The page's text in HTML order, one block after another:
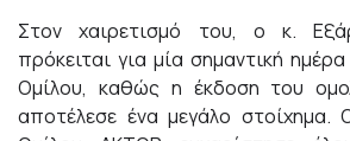
Στον χαιρετισμό του, ο κ.
πρόκειται για μία σημαντική
Ομίλου, καθώς η έκδοση του
αποτέλεσε ένα μεγάλο στοίχημα.